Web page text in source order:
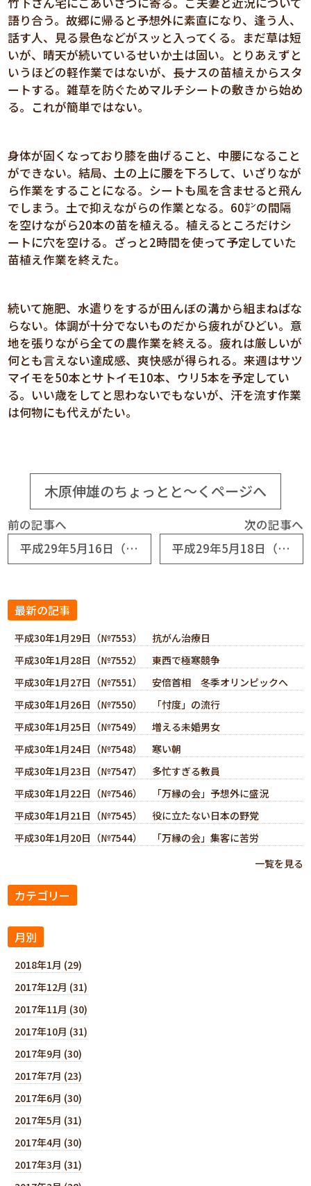
語り合う。故郷に帰ると予想外に素直になり、逢う人、
話す人、見る景色などがスッと入ってくる。まだ草は短
いが、晴天が続いているせいか土は固い。とりあえずと
いうほどの軽作業ではないが、長ナスの苗植えからスタ
ートする。雑草を防ぐためマルチシートの敷きから始め
る。これが簡単ではない。
身体が固くなっており膝を曲げること、中腰になること
ができない。結局、土の上に腰を下ろして、いざりなが
ら作業をすることになる。シートも風を含ませると飛ん
でしまう。土で抑えながらの作業となる。60㌢の間隔
を空けながら20本の苗を植える。植えるところだけシ
ートに穴を空ける。ざっと2時間を使って予定していた
苗植え作業を終えた。
続いて施肥、水遣りをするが田んぼの溝から組まねばな
らない。体調が十分でないものだから疲れがひどい。意
地を張りながら全ての農作業を終える。疲れは厳しいが
何とも言えない達成感、爽快感が得られる。来週はサツ
マイモを50本とサトイモ10本、ウリ5本を予定してい
る。いい歳をしてと思わないでもないが、汗を流す作業
は何物にも代えがたい。
木原伸雄のちょっとと～くページへ
前の記事へ
平成29年5月16日（№7335） 朝起きたときポジティブに
次の記事へ
平成29年5月18日（№7337） 憲法改正へ大きく前進
最新の記事
平成30年1月29日（№7553） 抗がん治療日
平成30年1月28日（№7552） 東西で極寒競争
平成30年1月27日（№7551） 安倍首相 冬季オリンピックへ
平成30年1月26日（№7550） 「忖度」の流行
平成30年1月25日（№7549） 増える未婚男女
平成30年1月24日（№7548） 寒い朝
平成30年1月23日（№7547） 多忙すぎる教員
平成30年1月22日（№7546） 「万縁の会」予想外に盛況
平成30年1月21日（№7545） 役に立たない日本の野党
平成30年1月20日（№7544） 「万縁の会」集客に苦労
一覧を見る
カテゴリー
月別
2018年1月 (29)
2017年12月 (31)
2017年11月 (30)
2017年10月 (31)
2017年9月 (30)
2017年7月 (23)
2017年6月 (30)
2017年5月 (31)
2017年4月 (30)
2017年3月 (31)